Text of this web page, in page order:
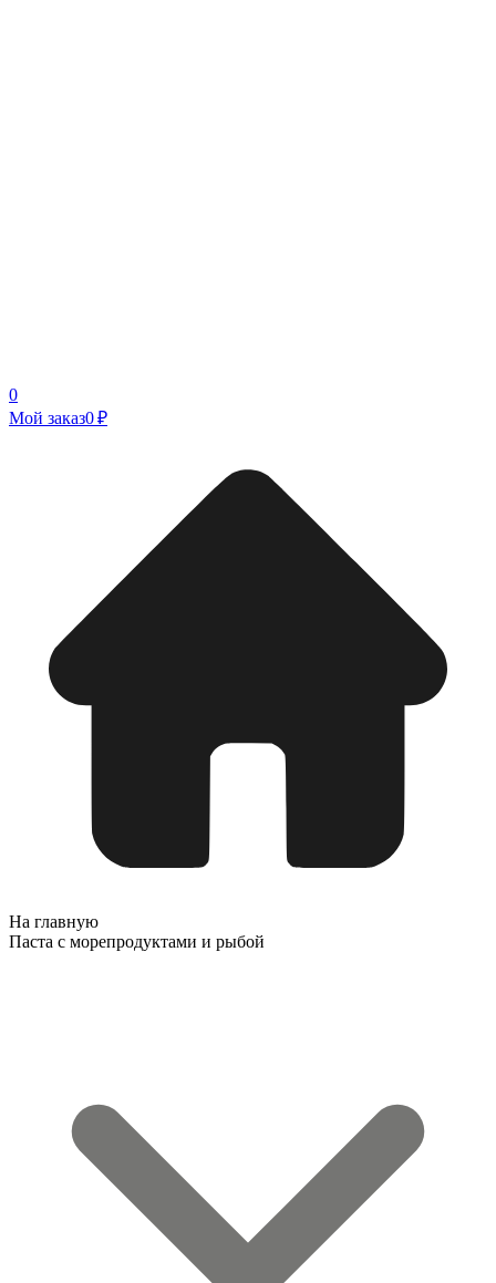
0
Мой заказ0 ₽
На главную
Паста с морепродуктами и рыбой